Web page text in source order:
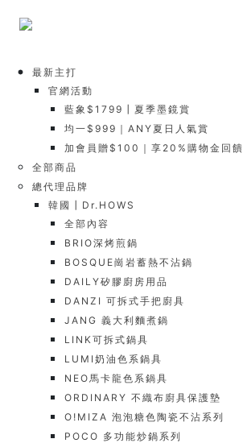
最新主打
官網活動
藍象$1799┃夏季墨鏡賞
均一$999｜ANY夏日人氣賞
加會員贈$100｜享20%購物金回饋
全部商品
總代理品牌
韓國┃Dr.HOWS
全部內容
BRIO深烤煎鍋
BOSQUE崗岩蓄熱不沾鍋
DAILY矽膠廚房用品
DANZI 可拆式手把廚具
JANG 義大利麵煮鍋
LINK可拆式鍋具
LUMI奶油色系鍋具
NEO馬卡龍色系鍋具
ORDINARY 不織布廚具保護墊
O!MIZA 泡泡糖色陶瓷不沾系列
POCO 多功能炒鍋系列